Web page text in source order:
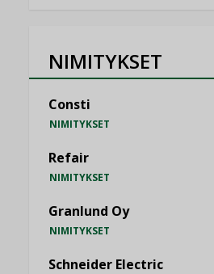
NIMITYKSET
Consti
NIMITYKSET
Refair
NIMITYKSET
Granlund Oy
NIMITYKSET
Schneider Electric